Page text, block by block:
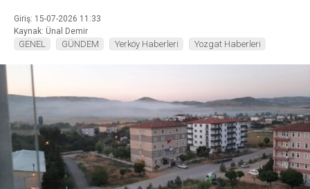
Giriş: 15-07-2026 11:33
Kaynak: Ünal Demir
GENEL GÜNDEM Yerköy Haberleri Yozgat Haberleri